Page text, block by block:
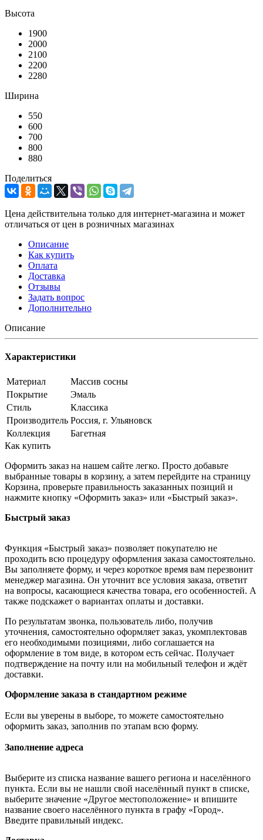
Высота
1900
2000
2100
2200
2280
Ширина
550
600
700
800
880
Поделиться
Цена действительна только для интернет-магазина и может
отличаться от цен в розничных магазинах
Описание
Как купить
Оплата
Доставка
Отзывы
Задать вопрос
Дополнительно
Описание
Характеристики
Материал
Массив сосны
Покрытие
Эмаль
Стиль
Классика
Производитель Россия, г. Ульяновск
Коллекция
Багетная
Как купить
Оформить заказ на нашем сайте легко. Просто добавьте
выбранные товары в корзину, а затем перейдите на страницу
Корзина, проверьте правильность заказанных позиций и
нажмите кнопку «Оформить заказ» или «Быстрый заказ».
Быстрый заказ
Функция «Быстрый заказ» позволяет покупателю не
проходить всю процедуру оформления заказа самостоятельно.
Вы заполняете форму, и через короткое время вам перезвонит
менеджер магазина. Он уточнит все условия заказа, ответит
на вопросы, касающиеся качества товара, его особенностей. А
также подскажет о вариантах оплаты и доставки.
По результатам звонка, пользователь либо, получив
уточнения, самостоятельно оформляет заказ, укомплектовав
его необходимыми позициями, либо соглашается на
оформление в том виде, в котором есть сейчас. Получает
подтверждение на почту или на мобильный телефон и ждёт
доставки.
Оформление заказа в стандартном режиме
Если вы уверены в выборе, то можете самостоятельно
оформить заказ, заполнив по этапам всю форму.
Заполнение адреса
Выберите из списка название вашего региона и населённого
пункта. Если вы не нашли свой населённый пункт в списке,
выберите значение «Другое местоположение» и впишите
название своего населённого пункта в графу «Город».
Введите правильный индекс.